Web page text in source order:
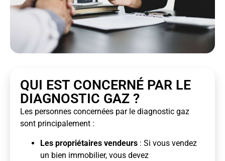
QUI EST CONCERNÉ PAR LE
DIAGNOSTIC GAZ ?
Les personnes concernées par le diagnostic gaz
sont principalement :
Les propriétaires vendeurs : Si vous vendez
un bien immobilier, vous devez